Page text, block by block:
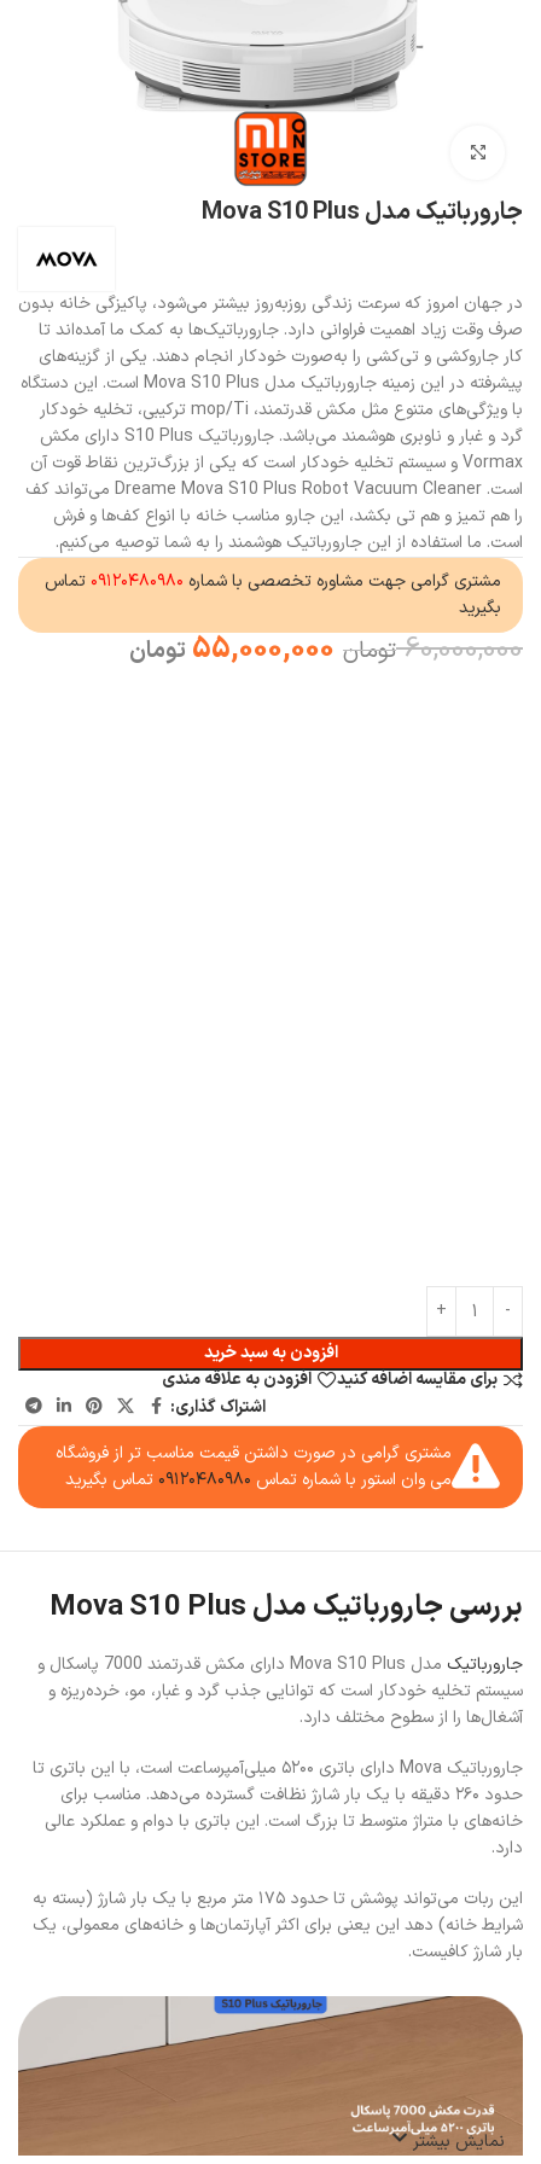
جارورباتیک مدل Mova S10 Plus
در جهان امروز که سرعت زندگی روز‌به‌روز بیشتر می‌شود، پاکیزگی خانه بدون
صرف وقت زیاد اهمیت فراوانی دارد. جارورباتیک‌ها به کمک ما آمده‌اند تا
کار جاروکشی و تی‌کشی را به‌صورت خودکار انجام دهند. یکی از گزینه‌های
پیشرفته در این زمینه جارورباتیک مدل Mova S10 Plus است. این دستگاه
با ویژگی‌های متنوع مثل مکش قدرتمند، mop/Ti ترکیبی، تخلیه خودکار
گرد و غبار و ناوبری هوشمند می‌باشد. جارورباتیک S10 Plus دارای مکش
Vormax و سیستم تخلیه خودکار است که یکی از بزرگ‌ترین نقاط قوت آن
است. Dreame Mova S10 Plus Robot Vacuum Cleaner می‌تواند کف
را هم تمیز و هم تی بکشد، این جارو مناسب خانه با انواع کف‌ها و فرش
است. ما استفاده از این جارورباتیک هوشمند را به شما توصیه می‌کنیم.
مشتری گرامی جهت مشاوره تخصصی با شماره ۰۹۱۲۰۴۸۰۹۸۰ تماس
بگیرید
60,000,000 تومان 55,000,000 تومان
افزودن به سبد خرید
برای مقایسه اضافه کنید
افزودن به علاقه مندی
اشتراک گذاری:
مشتری گرامی در صورت داشتن قیمت مناسب تر از فروشگاه
می وان استور با شماره تماس ۰۹۱۲۰۴۸۰۹۸۰ تماس بگیرید
بررسی جارورباتیک مدل Mova S10 Plus
جارورباتیک
مدل Mova S10 Plus دارای مکش قدرتمند 7000 پاسکال و
سیستم تخلیه خودکار است که توانایی جذب گرد و غبار، مو، خرده‌ریزه و
آشغال‌ها را از سطوح مختلف دارد.
جارورباتیک Mova دارای باتری ۵۲۰۰ میلی‌آمپر‌ساعت است، با این باتری تا
حدود ۲۶۰ دقیقه با یک بار شارژ نظافت گسترده می‌دهد. مناسب برای
خانه‌های با متراژ متوسط تا بزرگ است. این باتری با دوام و عملکرد عالی
دارد.
این ربات می‌تواند پوشش تا حدود ۱۷۵ متر مربع با یک بار شارژ (بسته به
شرایط خانه) دهد این یعنی برای اکثر آپارتمان‌ها و خانه‌های معمولی، یک
بار شارژ کافیست.
نمایش بیشتر